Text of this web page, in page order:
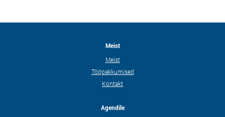
Meist
Meist
Tööpakkumised
Kontakt
Agendile